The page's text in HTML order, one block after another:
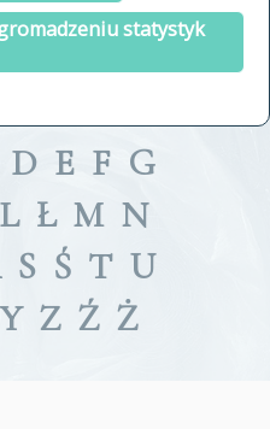
statystyk
a tergo
D E F G
L Ł M N
S Ś T U
Y Z Ź Ż